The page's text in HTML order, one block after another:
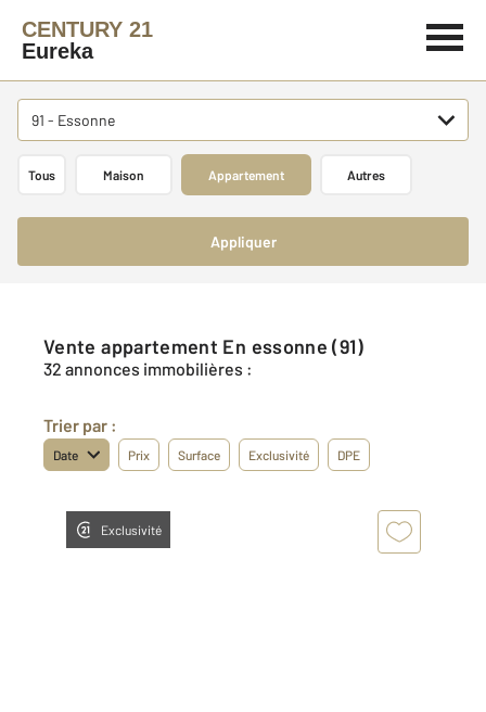
CENTURY 21
Eureka
91 - Essonne
Tous Maison Appartement Autres
Appliquer
Vente appartement En essonne (91)
32 annonces immobilières :
Trier par :
Date Prix Surface Exclusivité DPE
Exclusivité